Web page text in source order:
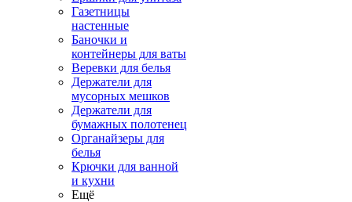
Газетницы
настенные
Баночки и
контейнеры для ваты
Веревки для белья
Держатели для
мусорных мешков
Держатели для
бумажных полотенец
Органайзеры для
белья
Крючки для ванной
и кухни
Ещё